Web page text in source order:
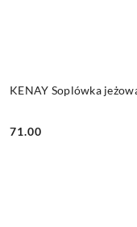
KENAY Soplówka
Cena:
71.00